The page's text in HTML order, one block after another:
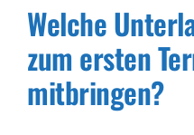
Informationen
Rechtliche Hinweise
Welche
zum ersten
mitbringen?